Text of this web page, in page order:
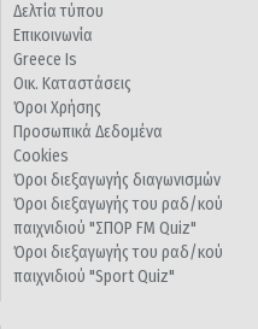
Δελτία τύπου
Επικοινωνία
Greece Is
Οικ. Καταστάσεις
Όροι Χρήσης
Προσωπικά Δεδομένα
Cookies
Όροι διεξαγωγής διαγωνισμών
Όροι διεξαγωγής του ραδ/κού
παιχνιδιού "ΣΠΟΡ FM Quiz"
Όροι διεξαγωγής του ραδ/κού
παιχνιδιού "Sport Quiz"